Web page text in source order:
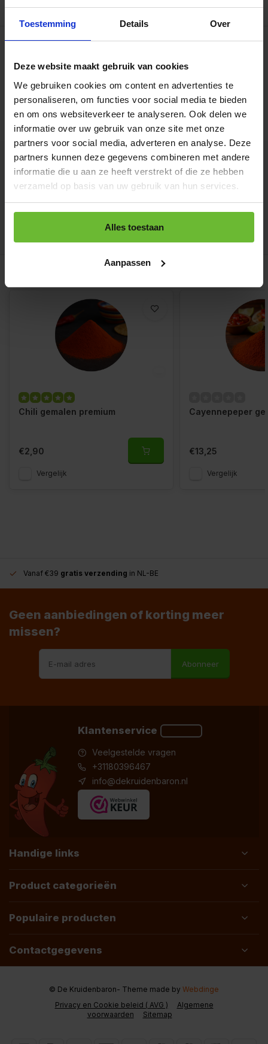
Toestemming Details Over
Deze website maakt gebruik van cookies
We gebruiken cookies om content en advertenties te
personaliseren, om functies voor social media te bieden
en om ons websiteverkeer te analyseren. Ook delen we
informatie over uw gebruik van onze site met onze
partners voor social media, adverteren en analyse. Deze
partners kunnen deze gegevens combineren met andere
informatie die u aan ze heeft verstrekt of die ze hebben
verzameld op basis van uw gebruik van hun services.
Alles toestaan
Aanpassen
Allergenen/voedingswaarden per 100 gram
Op werkdagen voor 15.00 uur besteld, dezelfde dag
verzonden.
Zak 100 gram
Art# 17075S
Op voorraad
€7,75
Zak 500 gram
Art# 17075P
Op voorraad
€28,95
Kunnen we je helpen?
info@dekruidenbaron.nl
Gerelateerde producten
Chili gemalen premium
€2,90
Vergelijk
Cayennepeper
€13,25
Vergelijk
Vanaf €39 gratis verzending in NL-BE
Geen aanbiedingen of korting meer
missen?
Abonneer
Klantenservice
Veelgestelde vragen
+31180396467
info@dekruidenbaron.nl
Handige links
Product categorieën
Populaire producten
Contactgegevens
Privacy en Cookie beleid ( AVG )
Algemene
voorwaarden
Sitemap
© De Kruidenbaron- Theme made by Webdinge